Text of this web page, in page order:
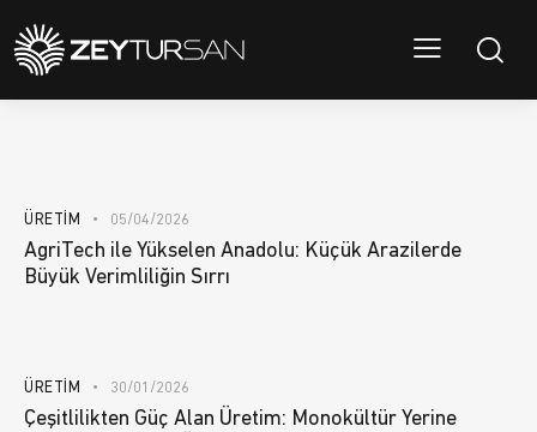
ÜRETIM 05/04/2026
AgriTech ile Yükselen Anadolu: Küçük Arazilerde
Büyük Verimliliğin Sırrı
ÜRETIM 30/01/2026
Çeşitlilikten Güç Alan Üretim: Monokültür Yerine